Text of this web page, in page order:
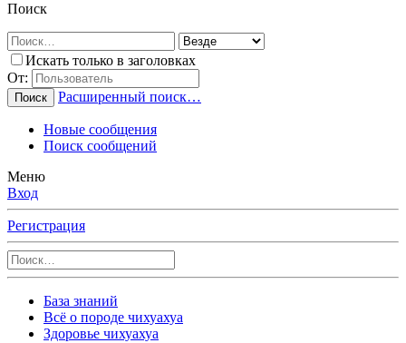
Поиск
Искать только в заголовках
От:
Поиск Расширенный поиск…
Новые сообщения
Поиск сообщений
Меню
Вход
Регистрация
База знаний
Всё о породе чихуахуа
Здоровье чихуахуа